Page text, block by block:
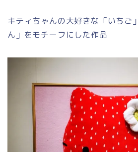
キティちゃんの大好きな「いちご
ん」をモチーフにした作品